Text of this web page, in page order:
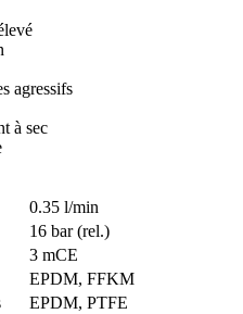
agressifs
à sec
0.35 l/min
16 bar (rel.)
3 mCE
EPDM, FFKM
EPDM, PTFE